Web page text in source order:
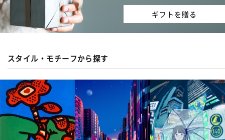
ギフトを贈る
スタイル・モチーフから探す